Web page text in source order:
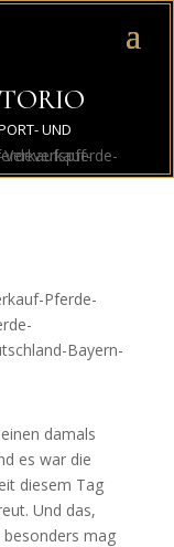
UND
damals
es war die
diesem Tag
Und das,
mag